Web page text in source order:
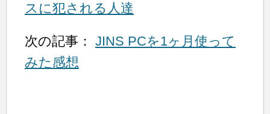
スに犯される人達
次の記事： JINS PCを1ヶ月使って
みた感想